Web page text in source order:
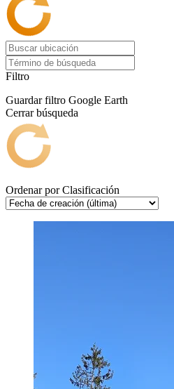
Filtro
Guardar filtro Google Earth
Cerrar búsqueda
Ordenar por Clasificación